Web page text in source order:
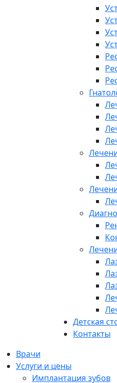
Детская
Контакты
Врачи
Услуги и цены
Имплантация зубов